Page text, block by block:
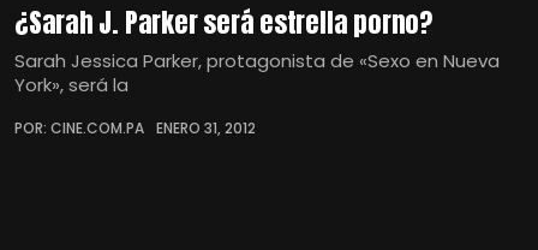
¿Sarah J. Parker será estrella porno?
Sarah Jessica Parker, protagonista de «Sexo en Nueva
York», será la
POR: CINE.COM.PA ENERO 31, 2012